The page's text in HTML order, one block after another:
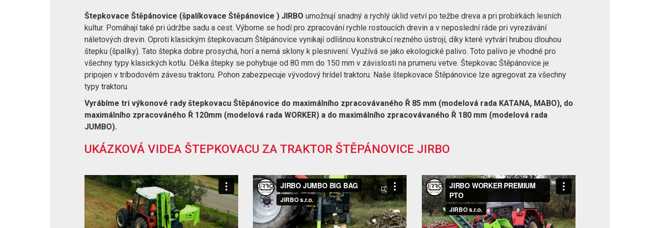
Štepkovace Štěpánovice (špalíkovace Štěpánovice ) JIRBO umožnují snadný a rychlý úklid vetví po težbe dreva a pri probírkách lesních
kultur. Pomáhají také pri údržbe sadu a cest. Výborne se hodí pro zpracování rychle rostoucích drevin a v neposlední ráde pri vyrezávání
náletových drevin. Oproti klasickým štepkovacum Štěpánovice vynikají odlišnou konstrukcí rezného ústrojí, díky které vytvárí hrubou dlouhou
štepku (špalíky). Tato štepka dobre prosychá, horí a nemá sklony k plesnivení. Využívá se jako ekologické palivo. Toto palivo je vhodné pro
všechny typy klasických kotlu. Délka štepky se pohybuje od 80 mm do 150 mm v závislosti na prumeru vetve. Štepkovac Štěpánovice je
pripojen v tríbodovém závesu traktoru. Pohon zabezpecuje vývodový hrídel traktoru. Naše štepkovace Štěpánovice lze agregovat za všechny
typy traktoru.
Vyrábíme tri výkonové rady štepkovacu Štěpánovice do maximálního zpracovávaného Ř 85 mm (modelová rada KATANA, MABO), do
maximálního zpracováného Ř 120mm (modelová rada WORKER) a do maximálního zpracovávaného Ř 180 mm (modelová rada
JUMBO).
UKÁZKOVÁ VIDEA ŠTEPKOVACU ZA TRAKTOR ŠTĚPÁNOVICE JIRBO